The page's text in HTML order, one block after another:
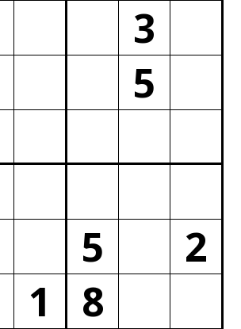
3
5
5
2
1
8